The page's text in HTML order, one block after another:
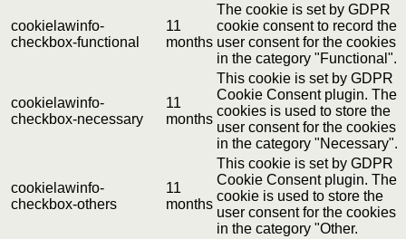
cookielawinfo-
checkbox-functional
11
months
The cookie is set by GDPR
cookie consent to record the
user consent for the cookies
in the category "Functional".
cookielawinfo-
checkbox-necessary
11
months
This cookie is set by GDPR
Cookie Consent plugin. The
cookies is used to store the
user consent for the cookies
in the category "Necessary".
cookielawinfo-
checkbox-others
11
months
This cookie is set by GDPR
Cookie Consent plugin. The
cookie is used to store the
user consent for the cookies
in the category "Other.